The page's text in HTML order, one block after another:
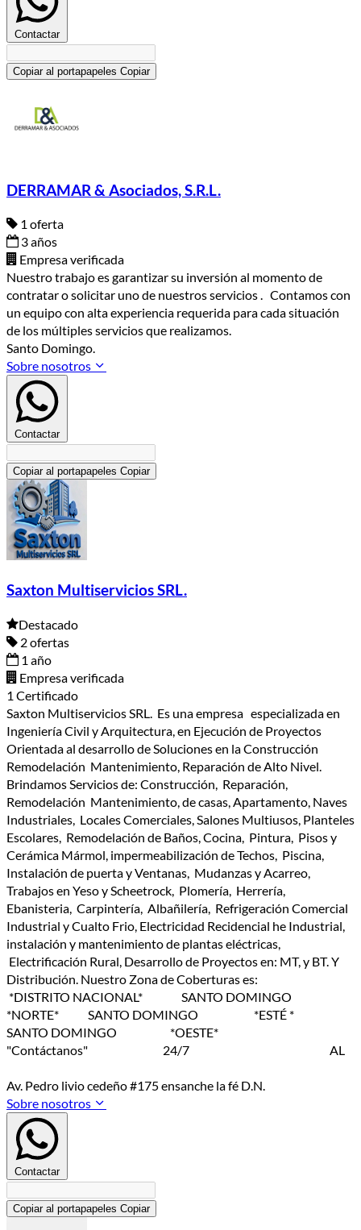
Contactar
Copiar al portapapeles Copiar
DERRAMAR & Asociados, S.R.L.
1 oferta
3 años
Empresa verificada
Nuestro trabajo es garantizar su inversión al momento de
contratar o solicitar uno de nuestros servicios . Contamos con
un equipo con alta experiencia requerida para cada situación
de los múltiples servicios que realizamos.
Santo Domingo.
Sobre nosotros
Contactar
Copiar al portapapeles Copiar
Saxton Multiservicios SRL.
Destacado
2 ofertas
1 año
Empresa verificada
1 Certificado
Saxton Multiservicios SRL. Es una empresa especializada en
Ingeniería Civil y Arquitectura, en Ejecución de Proyectos
Orientada al desarrollo de Soluciones en la Construcción
Remodelación Mantenimiento, Reparación de Alto Nivel.
Brindamos Servicios de: Construcción, Reparación,
Remodelación Mantenimiento, de casas, Apartamento, Naves
Industriales, Locales Comerciales, Salones Multiusos, Planteles
Escolares, Remodelación de Baños, Cocina, Pintura, Pisos y
Cerámica Mármol, impermeabilización de Techos, Piscina,
Instalación de puerta y Ventanas, Mudanzas y Acarreo,
Trabajos en Yeso y Scheetrock, Plomería, Herrería,
Ebanisteria, Carpintería, Albañilería, Refrigeración Comercial
Industrial y Cualto Frio, Electricidad Recidencial he Industrial,
instalación y mantenimiento de plantas eléctricas,
Electrificación Rural, Desarrollo de Proyectos en: MT, y BT. Y
Distribución. Nuestro Zona de Coberturas es:
*DISTRITO NACIONAL* SANTO DOMINGO
*NORTE* SANTO DOMINGO *ESTÉ *
SANTO DOMINGO *OESTE*
"Contáctanos" 24/7 AL
Av. Pedro livio cedeño #175 ensanche la fé D.N.
Sobre nosotros
Contactar
Copiar al portapapeles Copiar